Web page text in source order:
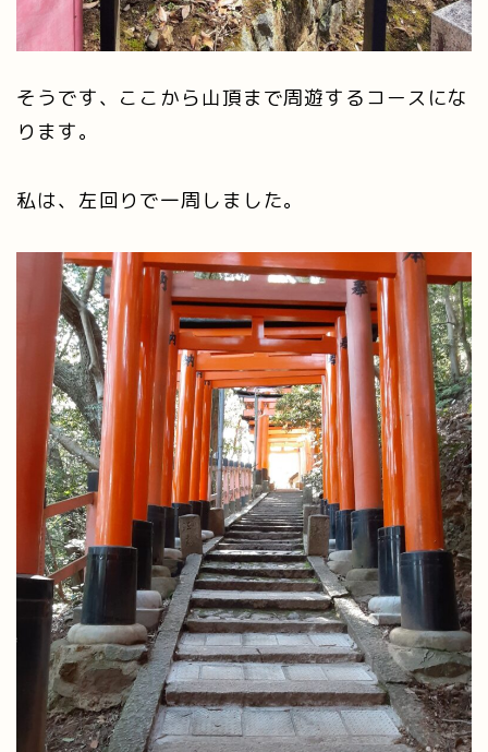
そうです、ここから山頂まで周遊するコースにな
ります。
私は、左回りで一周しました。